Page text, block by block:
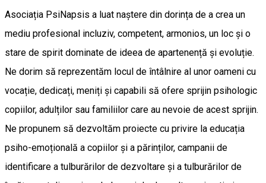
Asociația PsiNapsis a luat naștere din dorința de a crea un
mediu profesional incluziv, competent, armonios, un loc și o
stare de spirit dominate de ideea de apartenență și evoluție.
Ne dorim să reprezentăm locul de întâlnire al unor oameni cu
vocație, dedicați, meniți și capabili să ofere sprijin psihologic
copiilor, adulților sau familiilor care au nevoie de acest sprijin.
Ne propunem să dezvoltăm proiecte cu privire la educația
psiho-emoțională a copiilor și a părinților, campanii de
identificare a tulburărilor de dezvoltare și a tulburărilor de